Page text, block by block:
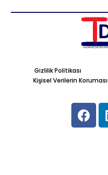
Gizlilik Politikası
Kişisel Verilerin Koruması